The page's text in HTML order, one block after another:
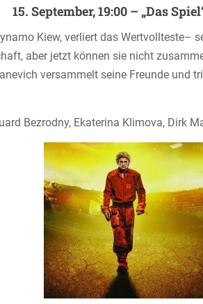
15. September, 19:00 – „Das
Kiew, verliert das Wertvollteste–
aber jetzt können sie nicht
versammelt seine Freunde und
Bezrodny, Ekaterina Klimova, Dirk